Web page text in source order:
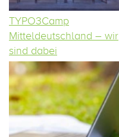
TYPO3Camp
Mitteldeutschland – wir
sind dabei